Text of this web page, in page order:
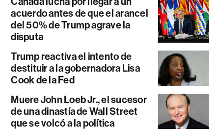
acuerdo antes de que el arancel
del 50% de Trump agrave la
disputa
Trump reactiva el intento de
destituir a la gobernadora Lisa
Cook de la Fed
Muere John Loeb Jr., el sucesor
de una dinastía de Wall Street
que se volcó a la política